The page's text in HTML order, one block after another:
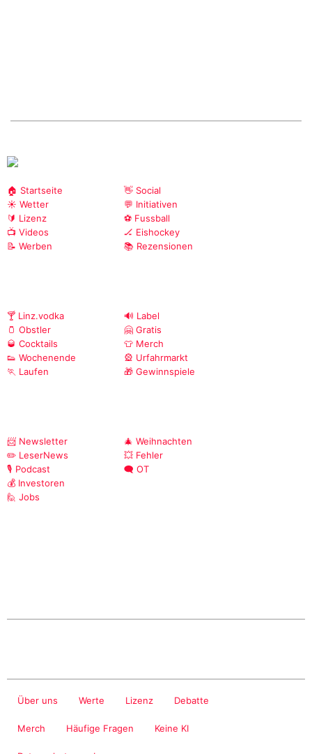
🏠 Startseite
☀️ Wetter
🔰 Lizenz
📺 Videos
📝 Werben
👋 Social
💬 Initiativen
⚽ Fussball
🏒 Eishockey
📚 Rezensionen
🍸 Linz.vodka
🫙 Obstler
🥃 Cocktails
👟 Wochenende
🏃 Laufen
🔊 Label
🤗 Gratis
👕 Merch
🎡 Urfahrmarkt
🎁 Gewinnspiele
📨 Newsletter
✏️ LeserNews
🎙️ Podcast
💰 Investoren
🙋 Jobs
🎄 Weihnachten
💥 Fehler
🗨️ OT
Über uns Werte Lizenz Debatte
Merch Häufige Fragen Keine KI